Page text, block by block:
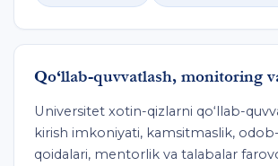
Qo‘llab-quvvatlash, monitoring
Universitet xotin-qizlarni qo‘llab-
kirish imkoniyati, kamsitmaslik,
qoidalari, mentorlik va talabalar